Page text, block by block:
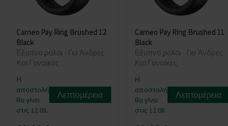
Carneo Pay Ring Brushed 12
Black
Εξυπνο ρολόι - Για Άνδρες
Και Γυναίκες
Η
αποστολή
θα γίνει
στις 12.08.
Λεπτομέρεια
Carneo Pay Ring Brushed 11
Black
Εξυπνο ρολόι - Για Άνδρες
Και Γυναίκες
Η
αποστολή
θα γίνει
στις 12.08.
Λεπτομέρεια